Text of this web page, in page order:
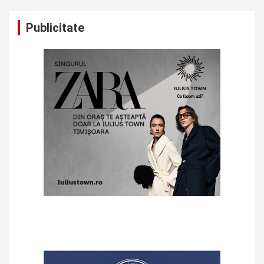
Publicitate